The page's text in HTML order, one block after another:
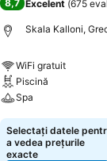
8,7 Excelent (675
Skala Kalloni,
WiFi gratuit
Piscină
Spa
Vedeți prețurile
Selectați datele
a vedea prețurile
exacte